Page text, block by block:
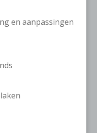
en aanpassingen